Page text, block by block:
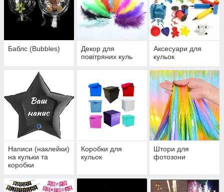
Баблс (Bubbles)
Декор для
повітряних куль
Аксесуари для
кульок
Написи (наклейки)
на кульки та
коробки
Коробки для
кульок
Штори для
фотозони